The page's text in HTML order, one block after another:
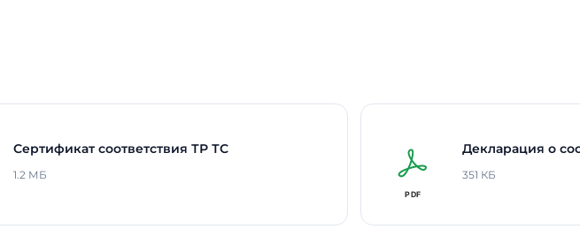
Высота / Глубина
В реестре Минпромторга
Сертификат соответствия ТР ТС
1.2 МБ
Декларация о
351 КБ